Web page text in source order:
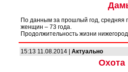
По данным за прошлый год, средняя
женщин – 73 года.
Продолжительность жизни
15:13 11.08.2014 | Актуально
Охота